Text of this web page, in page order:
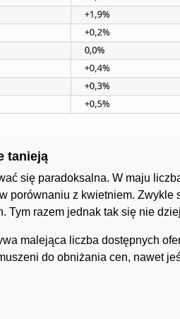
tanieją
się paradoksalna. W maju
porównaniu z kwietniem. Zwykle
Tym razem jednak tak się nie
malejąca liczba dostępnych
do obniżania cen, nawet